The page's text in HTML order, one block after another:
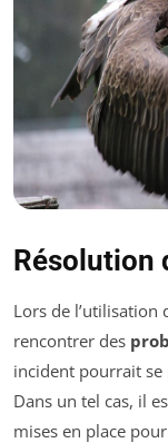
Résolution
Lors de l’utilisation
rencontrer des
incident pourrait se
Dans un tel cas, il
mises en place